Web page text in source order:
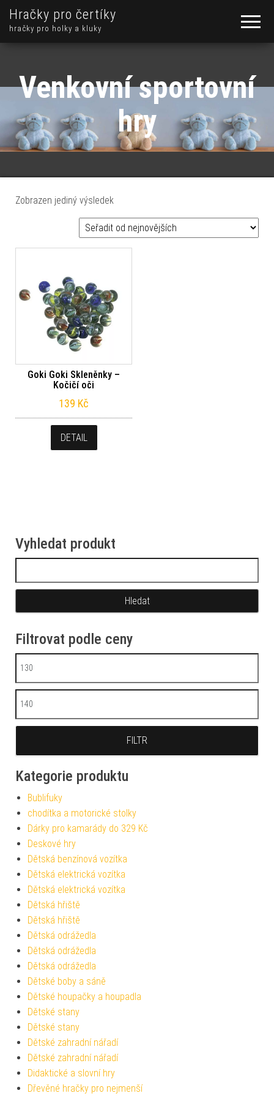
Hračky pro čertíky
hračky pro holky a kluky
Venkovní sportovní
hry
Zobrazen jediný výsledek
Goki Goki Skleněnky –
Kočičí oči
139 Kč
DETAIL
Vyhledat produkt
Filtrovat podle ceny
Minimální cena
Maximální cena
FILTR
Kategorie produktu
Bublifuky
chodítka a motorické stolky
Dárky pro kamarády do 329 Kč
Deskové hry
Dětská benzínová vozítka
Dětská elektrická vozítka
Dětská elektrická vozítka
Dětská hřiště
Dětská hřiště
Dětská odrážedla
Dětská odrážedla
Dětská odrážedla
Dětské boby a sáně
Dětské houpačky a houpadla
Dětské stany
Dětské stany
Dětské zahradní nářadí
Dětské zahradní nářadí
Didaktické a slovní hry
Dřevěné hračky pro nejmenší